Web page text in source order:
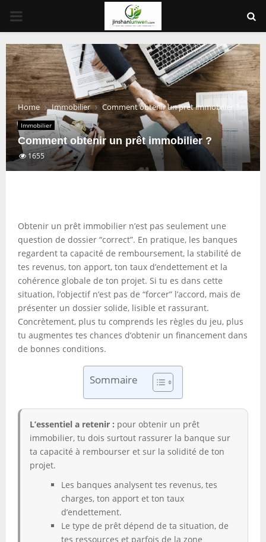
PRIMARY
MENU
Home Immobilier Comment obtenir un prêt immobilier ?
Immobilier
Comment obtenir un prêt immobilier ?
1655
Obtenir un prêt immobilier n’est pas seulement une
question de dossier “correct”. En pratique, les banques
regardent ta capacité de remboursement, la stabilité de
tes revenus, ton apport, ton taux d’endettement et la
cohérence globale de ton projet. Si tu es dans cette
situation, l’objectif n’est pas de “forcer” l’accord, mais de
présenter un dossier solide, lisible et rassurant.
Concrètement, plus tu comprends les règles du jeu, plus
tu augmentes tes chances d’obtenir un financement dans
de bonnes conditions.
Sommaire
L’essentiel a retenir : pour obtenir un prêt
immobilier, tu dois surtout rassurer la banque sur
ta capacité à rembourser et sur la solidité de ton
projet.
Les banques analysent tes revenus, tes
charges, ton apport et ton taux
d’endettement.
Le type de prêt dépend de ta situation, de
tes ressources et parfois de la zone